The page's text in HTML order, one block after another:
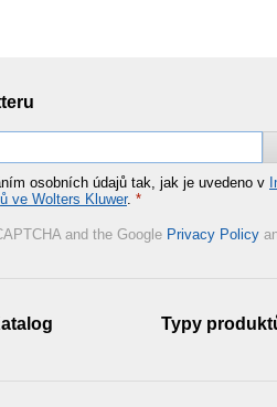
osobních údajů tak, jak je uvedeno v
ve Wolters Kluwer. *
and the Google Privacy Policy
Typy